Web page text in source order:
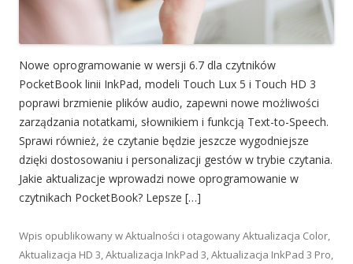
Nowe oprogramowanie w wersji 6.7 dla czytników
PocketBook linii InkPad, modeli Touch Lux 5 i Touch HD 3
poprawi brzmienie plików audio, zapewni nowe możliwości
zarządzania notatkami, słownikiem i funkcją Text-to-Speech.
Sprawi również, że czytanie będzie jeszcze wygodniejsze
dzięki dostosowaniu i personalizacji gestów w trybie czytania.
Jakie aktualizacje wprowadzi nowe oprogramowanie w
czytnikach PocketBook? Lepsze […]
Wpis opublikowany wAktualności i otagowanyAktualizacja Color,
Aktualizacja HD 3,Aktualizacja InkPad 3,Aktualizacja InkPad 3 Pro,